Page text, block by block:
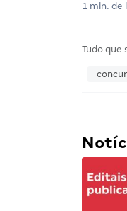
1 min. de
Tudo que